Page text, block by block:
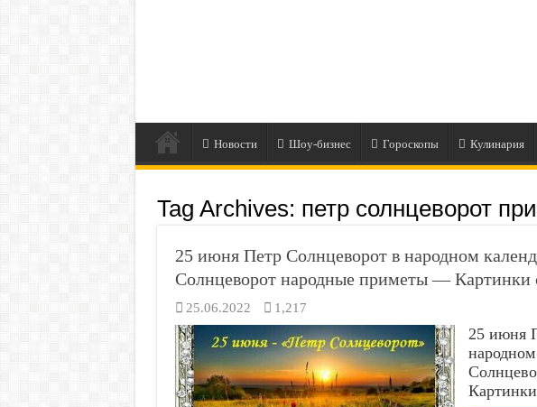
Новости Шоу-бизнес Гороскопы Кулинария
Tag Archives: петр солнцеворот
25 июня Петр Солнцеворот в народном
Солнцеворот народные приметы — Картинки
25.06.2022 1,217
25 июня